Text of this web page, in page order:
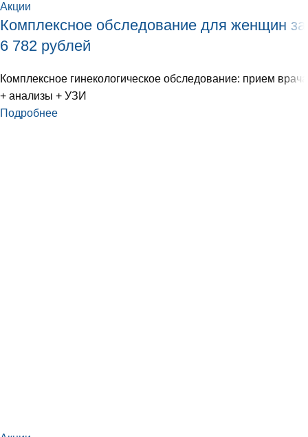
Акции
Комплексное обследование для женщин за
6 782 рублей
Комплексное гинекологическое обследование: прием врача
+ анализы + УЗИ
Подробнее